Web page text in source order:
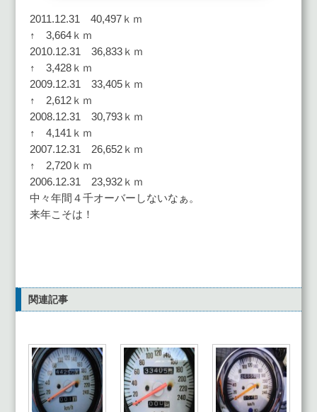
2011.12.31 40,497ｋｍ
↑ 3,664ｋｍ
2010.12.31 36,833ｋｍ
↑ 3,428ｋｍ
2009.12.31 33,405ｋｍ
↑ 2,612ｋｍ
2008.12.31 30,793ｋｍ
↑ 4,141ｋｍ
2007.12.31 26,652ｋｍ
↑ 2,720ｋｍ
2006.12.31 23,932ｋｍ
中々年間４千オーバーしないなぁ。
来年こそは！
関連記事